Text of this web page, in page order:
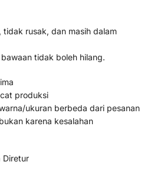
rusak, dan masih dalam
tidak boleh hilang.
produksi
ukuran berbeda dari pesanan
karena kesalahan
Diretur